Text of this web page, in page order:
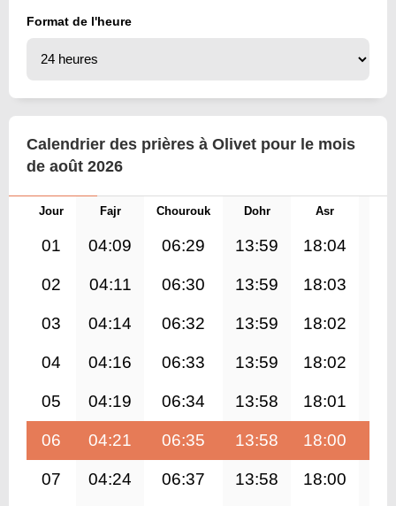
Format de l'heure
Calendrier des prières à Olivet pour le mois
de août 2026
Jour Fajr Chourouk Dohr Asr
01 04:09 06:29 13:59 18:04
02 04:11 06:30 13:59 18:03
03 04:14 06:32 13:59 18:02
04 04:16 06:33 13:59 18:02
05 04:19 06:34 13:58 18:01
06 04:21 06:35 13:58 18:00
07 04:24 06:37 13:58 18:00